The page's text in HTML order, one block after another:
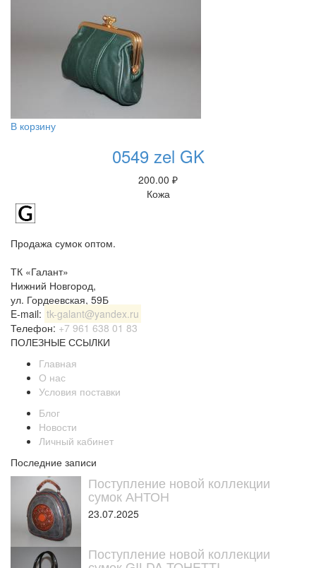
В корзину
0549 zel GK
200.00 ₽
Кожа
Продажа сумок оптом.
ТК «Галант»
Нижний Новгород,
ул. Гордеевская, 59Б
E-mail: tk-galant@yandex.ru
Телефон: +7 961 638 01 83
ПОЛЕЗНЫЕ ССЫЛКИ
Главная
О нас
Условия поставки
Блог
Новости
Личный кабинет
Последние записи
Поступление новой коллекции
сумок АНТОН
23.07.2025
Поступление новой коллекции